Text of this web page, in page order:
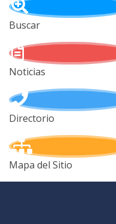
Buscar
Noticias
Directorio
Mapa del Sitio